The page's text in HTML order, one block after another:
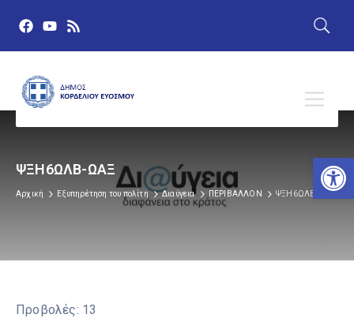
ΨΞΗ6ΩΛΒ-ΩΑΞ
Αρχική Εξυπηρέτηση του πολίτη Διαύγεια ΠΕΡΙΒΑΛΛΟΝ ΨΞΗ6ΩΛΒ-ΩΑΞ
Προβολές: 13